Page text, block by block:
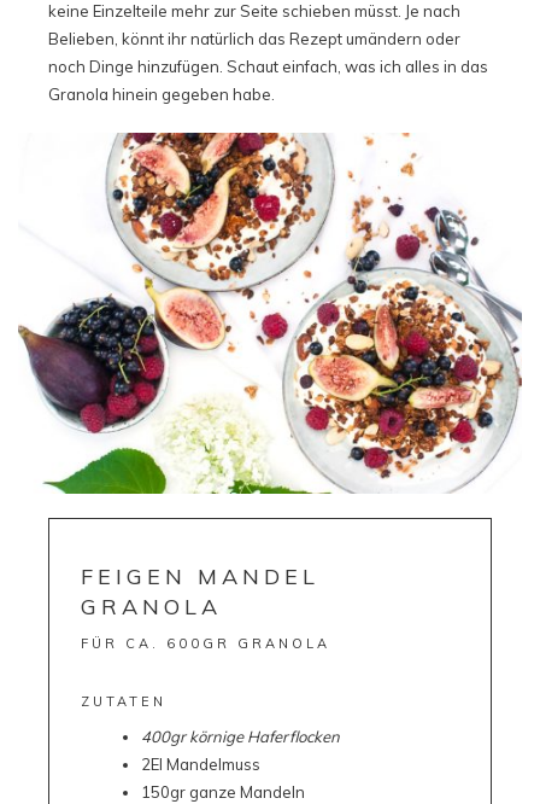
keine Einzelteile mehr zur Seite schieben müsst. Je nach
Belieben, könnt ihr natürlich das Rezept umändern oder
noch Dinge hinzufügen. Schaut einfach, was ich alles in das
Granola hinein gegeben habe.
FEIGEN MANDEL
GRANOLA
FÜR CA. 600GR GRANOLA
ZUTATEN
400gr körnige Haferflocken
2El Mandelmuss
150gr ganze Mandeln